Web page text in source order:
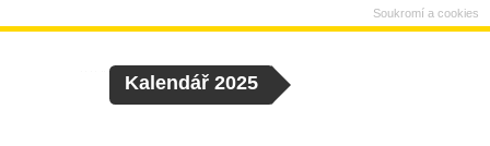
Kalendář 2025
Soukromí a cookies